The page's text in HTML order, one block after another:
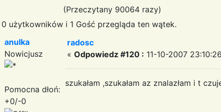
(Przeczytany 90064 razy)
0 użytkowników i 1 Gość przegląda ten wątek.
anulka
Nowicjusz
Pomocna dłoń:
+0/-0
radosc
« Odpowiedz #120 : 11-10-2007
szukałam ,szukałam az znalazłam i t